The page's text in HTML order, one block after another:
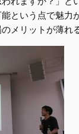
という点で魅力
メリットが薄れ